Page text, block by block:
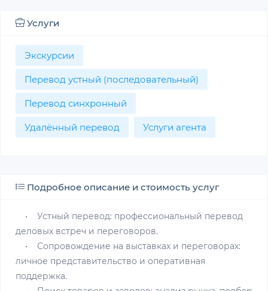
Услуги
Экскурсии
Перевод устный (последовательный)
Перевод синхронный
Удалённый перевод Услуги агента
Подробное описание и стоимость услуг
• Устный перевод: профессиональный перевод
деловых встреч и переговоров.
• Сопровождение на выставках и переговорах:
личное представительство и оперативная
поддержка.